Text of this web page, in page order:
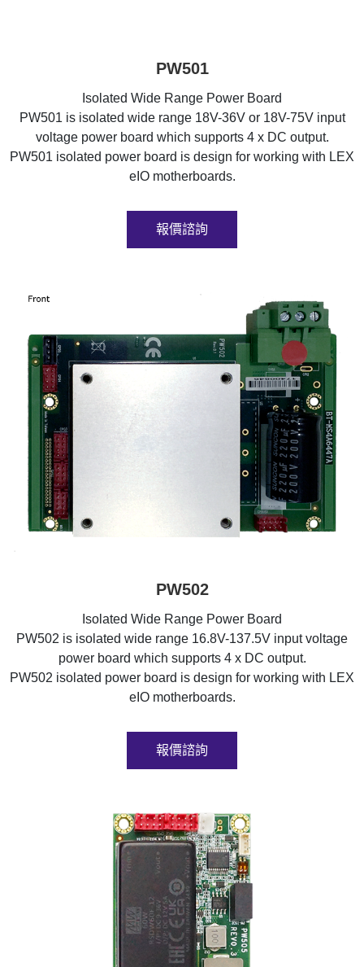
PW501
Isolated Wide Range Power Board
PW501 is isolated wide range 18V-36V or 18V-75V input
voltage power board which supports 4 x DC output.
PW501 isolated power board is design for working with LEX
eIO motherboards.
報價諮詢
PW502
Isolated Wide Range Power Board
PW502 is isolated wide range 16.8V-137.5V input voltage
power board which supports 4 x DC output.
PW502 isolated power board is design for working with LEX
eIO motherboards.
報價諮詢